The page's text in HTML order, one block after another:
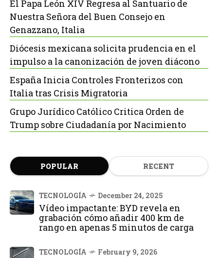
El Papa León XIV Regresa al Santuario de
Nuestra Señora del Buen Consejo en
Genazzano, Italia
Diócesis mexicana solicita prudencia en el
impulso a la canonización de joven diácono
España Inicia Controles Fronterizos con
Italia tras Crisis Migratoria
Grupo Jurídico Católico Critica Orden de
Trump sobre Ciudadanía por Nacimiento
POPULAR RECENT
TECNOLOGÍA December 24, 2025
Vídeo impactante: BYD revela en
grabación cómo añadir 400 km de
rango en apenas 5 minutos de carga
TECNOLOGÍA February 9, 2026